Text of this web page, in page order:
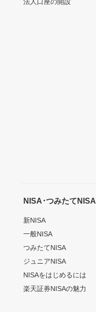
NISA･つみたてNISA
新NISA
一般NISA
つみたてNISA
ジュニアNISA
NISAをはじめるには
楽天証券NISAの魅力